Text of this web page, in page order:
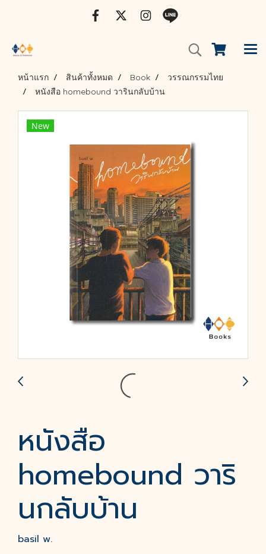
หน้าแรก สินค้าทั้งหมด Book
วรรณกรรมไทย
หนังสือ homebound วารินกลับบ้าน
New
หนังสือ
homebound วาริ
นกลับบ้าน
basil w.